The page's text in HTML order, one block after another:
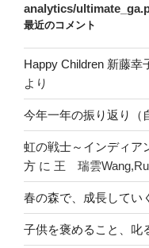
analytics/
最近のコメント
Happy Children 新藤
より
今年一年の振り返り（
虹の戦士～インディア
方 に 王 瑞雲
春の森で、成長してい
子供を褒めること、叱